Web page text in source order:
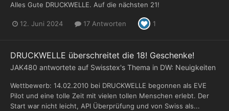
Alles Gute DRUCKWELLE. Auf die nächsten 21!
12. Juni 2024 17 Antworten 1
DRUCKWELLE überschreitet die 18! Geschenke!
JAK480 antwortete auf Swisstex's Thema in DW: Neuigkeiten
Wettbewerb: 14.02.2010 bei DRUCKWELLE begonnen als EVE
Pilot und eine tolle Zeit mit vielen tollen Menschen erlebt. Der
Start war nicht leicht, API Überprüfung und von Swiss als...